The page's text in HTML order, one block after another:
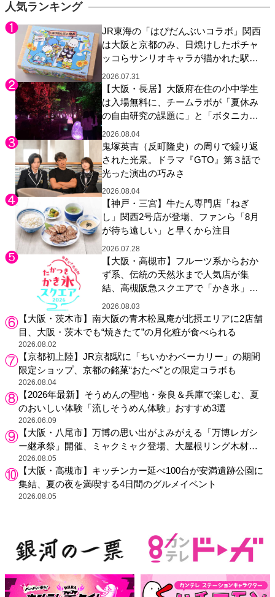
人気ランキング
JR東海の「はぴだんぶいコラボ」関西
は大阪と京都のみ、日焼けしたポチャ
ッコらサンリオキャラが描かれた駅弁
やグッズが登場
2026.07.31
【大阪・長居】大阪府在住の小中学生
は入場無料に、チームラボが「夏休み
の自由研究の課題に」と「ボタニカル
ガーデン 大阪」へ招待
2026.08.04
鬼塚英吉（反町隆史）の周りで繰り返
された光景。ドラマ『GTO』第３話で
光った演出の巧みさ
2026.08.04
【神戸・三宮】牛たん専門店「ねぎ
し」関西2号店が登場、ファンら「8月
が待ち遠しい」と早くから注目
2026.07.28
【大阪・高槻市】フルーツ系からおか
ず系、伝統の天然氷まで人気店が集
結、高槻阪急スクエアで「かき氷」祭
り
2026.08.03
【大阪・茨木市】南大阪の青木松風庵が北摂エリアに2店舗
目、大阪・茨木でも“焼きたて”の月化粧が食べられる
2026.08.02
【京都初上陸】JR京都駅に「ちいかわベーカリー」の期間
限定ショップ、京都の銘菓“おたべ”との限定コラボも
2026.08.04
【2026年最新】そうめんの聖地・奈良＆兵庫で楽しむ、夏
のおいしい体験「流しそうめん体験」おすすめ3選
2026.06.09
【大阪・八尾市】万博の思い出がよみがえる「万博レガシ
ー継承祭」開催、ミャクミャク登場、大屋根リング木材展
示も
2026.08.05
【大阪・高槻市】キッチンカー延べ100台が安満遺跡公園に
集結、夏の夜を満喫する4日間のグルメイベント
2026.08.05